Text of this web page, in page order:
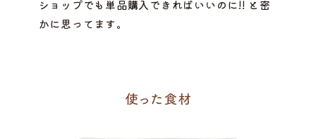
ショップでも単品購入できればいいのに!! と密
かに思ってます。